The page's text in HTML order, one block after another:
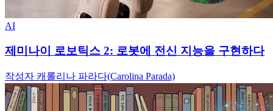
AI
제미나이 로보틱스 2: 로봇에 전신 지능을 구현하다
작성자 캐롤리나 파라다(Carolina Parada)